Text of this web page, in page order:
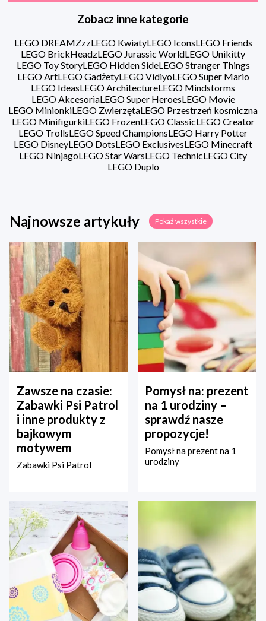
Zobacz inne kategorie
LEGO DREAMZzzLEGO KwiatyLEGO IconsLEGO Friends
LEGO BrickHeadzLEGO Jurassic WorldLEGO Unikitty
LEGO Toy StoryLEGO Hidden SideLEGO Stranger Things
LEGO ArtLEGO GadżetyLEGO VidiyoLEGO Super Mario
LEGO IdeasLEGO ArchitectureLEGO Mindstorms
LEGO AkcesoriaLEGO Super HeroesLEGO Movie
LEGO MinionkiLEGO ZwierzętaLEGO Przestrzeń kosmiczna
LEGO MinifigurkiLEGO FrozenLEGO ClassicLEGO Creator
LEGO TrollsLEGO Speed ChampionsLEGO Harry Potter
LEGO DisneyLEGO DotsLEGO ExclusivesLEGO Minecraft
LEGO NinjagoLEGO Star WarsLEGO TechnicLEGO City
LEGO Duplo
Najnowsze artykuły Pokaż wszystkie
Zawsze na czasie:
Zabawki Psi Patrol
i inne produkty z
bajkowym
motywem
Zabawki Psi Patrol
Pomysł na: prezent
na 1 urodziny –
sprawdź nasze
propozycje!
Pomysł na prezent na 1
urodziny